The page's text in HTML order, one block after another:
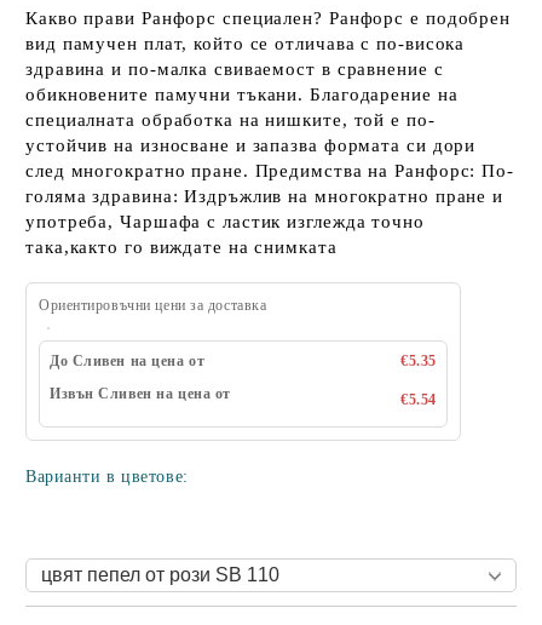
Какво прави Ранфорс специален? Ранфорс е подобрен
вид памучен плат, който се отличава с по-висока
здравина и по-малка свиваемост в сравнение с
обикновените памучни тъкани. Благодарение на
специалната обработка на нишките, той е по-
устойчив на износване и запазва формата си дори
след многократно пране. Предимства на Ранфорс: По-
голяма здравина: Издръжлив на многократно пране и
употреба, Чаршафа с ластик изглежда точно
така,както го виждате на снимката
Ориентировъчни цени за доставка
До Сливен на цена от
€5.35
Извън Сливен на цена от
€5.54
Варианти в цветове: